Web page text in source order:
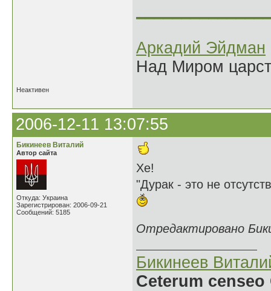
Аркадий Эйдман
Над Миром
Неактивен
2006-12-11 13:07:55
Бикинеев Виталий
Автор сайта
Откуда: Украина
Зарегистрирован: 2006-09-21
Сообщений: 5185
Хе!
"Дурак - это не
Отредактировано
Бикинеев
Ceterum